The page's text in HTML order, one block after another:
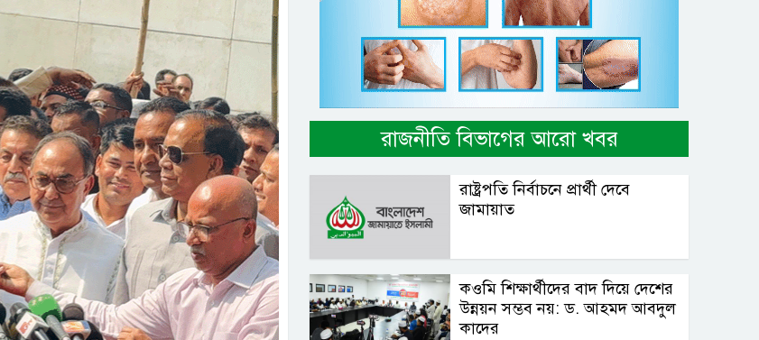
রাজনীতি বিভাগের আরো খবর
রাষ্ট্রপতি নির্বাচনে প্রার্থী দেবে
জামায়াত
কওমি শিক্ষার্থীদের বাদ দিয়ে দেশের
উন্নয়ন সম্ভব নয়: ড. আহমদ আবদুল
কাদের